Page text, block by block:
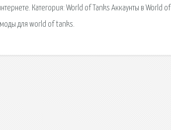
Категория: World of Tanks Аккаунты в World of
для world of tanks.